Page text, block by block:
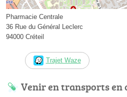
Pharmacie Centrale
36 Rue du Général Leclerc
94000 Créteil
Trajet Waze
Venir en transports en